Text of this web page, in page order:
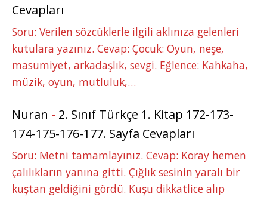
Cevapları
Soru: Verilen sözcüklerle ilgili aklınıza gelenleri
kutulara yazınız. Cevap: Çocuk: Oyun, neşe,
masumiyet, arkadaşlık, sevgi. Eğlence: Kahkaha,
müzik, oyun, mutluluk,…
Nuran - 2. Sınıf Türkçe 1. Kitap 172-173-
174-175-176-177. Sayfa Cevapları
Soru: Metni tamamlayınız. Cevap: Koray hemen
çalılıkların yanına gitti. Çığlık sesinin yaralı bir
kuştan geldiğini gördü. Kuşu dikkatlice alıp